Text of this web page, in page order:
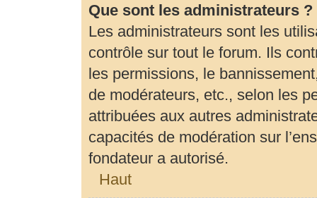
Que sont les administrateurs ?
Les administrateurs sont les
contrôle sur tout le forum. Ils
les permissions, le
de modérateurs, etc., selon les
attribuées aux autres
capacités de modération sur
fondateur a autorisé.
Haut